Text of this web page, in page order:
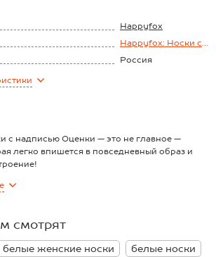
Happyfox
Happyfox: Носки с
Россия
с надписью Оценки — это не главное —
легко впишется в повседневный образ и
хлопок с добавлением эластана;
надписью — классный акцент;
длина универсальна.
женщин — классное решение на каждый
смотрят
белые женские носки
белые носки